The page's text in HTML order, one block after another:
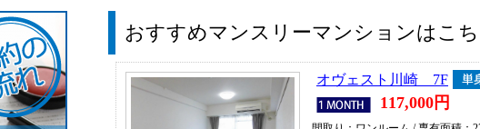
おすすめマンスリーマンションはこ